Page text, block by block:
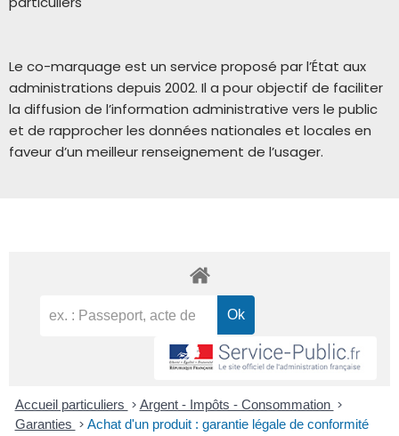
Le co-marquage est un service proposé par l’État aux
administrations depuis 2002. Il a pour objectif de faciliter
la diffusion de l’information administrative vers le public
et de rapprocher les données nationales et locales en
faveur d’un meilleur renseignement de l’usager.
Accueil particuliers > Argent - Impôts - Consommation >
Garanties > Achat d'un produit : garantie légale de conformité